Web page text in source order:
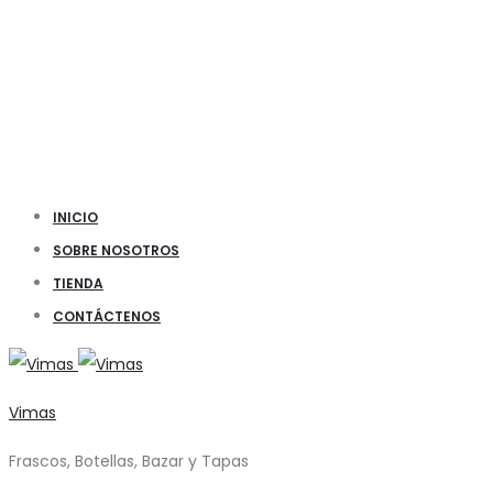
INICIO
SOBRE NOSOTROS
TIENDA
CONTÁCTENOS
Vimas
Frascos, Botellas, Bazar y Tapas